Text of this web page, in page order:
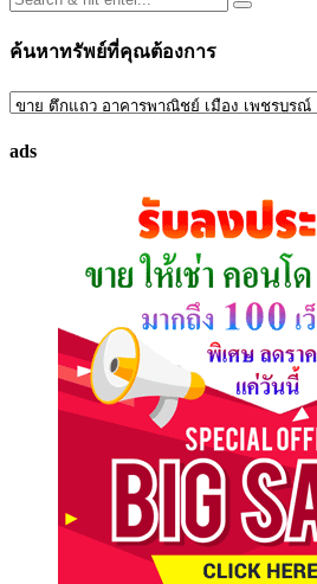
ค้นหาทรัพย์ที่คุณต้องการ
ค้นหา
ที่
ads